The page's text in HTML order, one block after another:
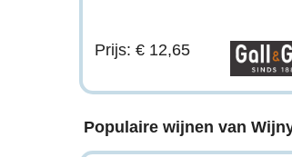
Prijs: € 12,65
Populaire wijnen van